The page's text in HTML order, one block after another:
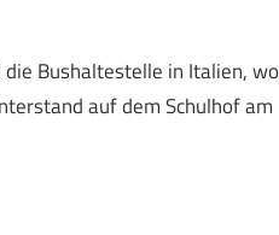
Bushaltestelle in Italien, wo
auf dem Schulhof am